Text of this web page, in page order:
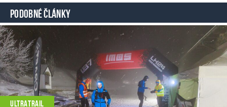
PODOBNÉ ČLÁNKY
ULTRATRAIL